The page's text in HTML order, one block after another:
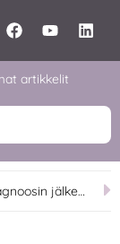
artikkelit
Rintasyöpädiagnoosin jälkeiset tunteet – mikä on sokkivaihe?